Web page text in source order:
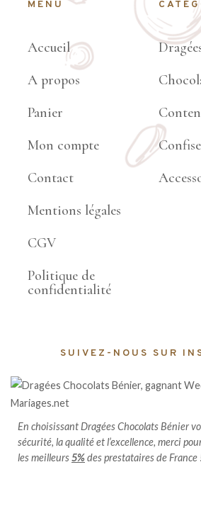
MENU
Accueil
A propos
Panier
Mon compte
Contact
Mentions légales
CGV
Politique de
confidentialité
SUIVEZ-NOUS SUR
En choisissant Dragées Chocolats Bénier
sécurité, la qualité et l’excellence, merci
les meilleurs5%des prestataires de France